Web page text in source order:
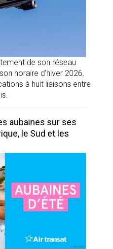
de son réseau
horaire d’hiver 2026,
à huit liaisons entre
aubaines sur ses
le Sud et les